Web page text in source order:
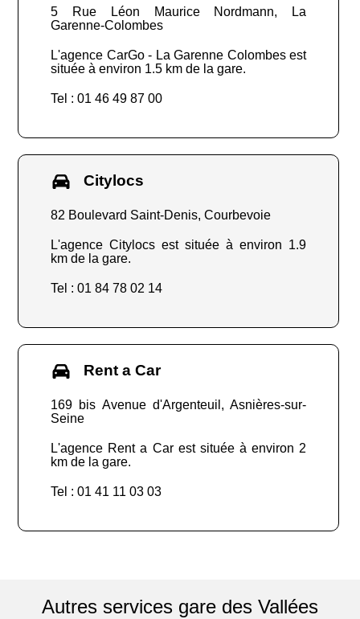
5 Rue Léon Maurice Nordmann, La
Garenne-Colombes
L'agence CarGo - La Garenne Colombes est
située à environ 1.5 km de la gare.
Tel : 01 46 49 87 00
Citylocs
82 Boulevard Saint-Denis, Courbevoie
L'agence Citylocs est située à environ 1.9
km de la gare.
Tel : 01 84 78 02 14
Rent a Car
169 bis Avenue d'Argenteuil, Asnières-sur-
Seine
L'agence Rent a Car est située à environ 2
km de la gare.
Tel : 01 41 11 03 03
Autres services gare des Vallées